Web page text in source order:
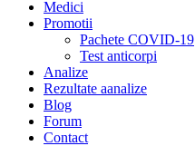
Medici
Promotii
Pachete COVID-19
Test anticorpi
Analize
Rezultate aanalize
Blog
Forum
Contact